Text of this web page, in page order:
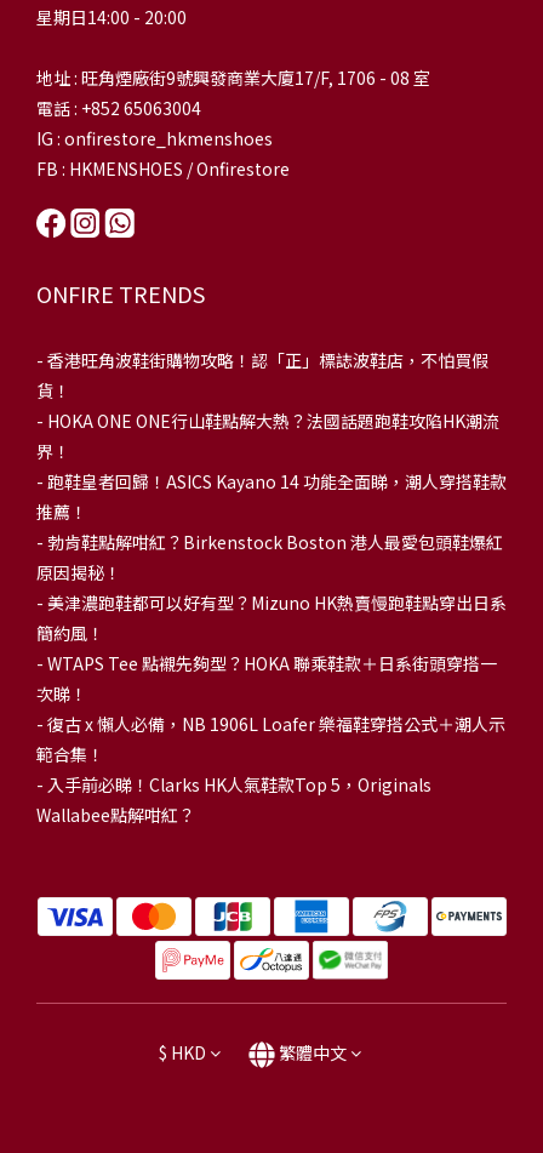
星期日14:00 - 20:00
地址 : 旺角煙廠街9號興發商業大廈17/F, 1706 - 08 室
電話 : +852 65063004
IG : onfirestore_hkmenshoes
FB : HKMENSHOES / Onfirestore
ONFIRE TRENDS
- 香港旺角波鞋街購物攻略！認「正」標誌波鞋店，不怕買假
貨！
- HOKA ONE ONE行山鞋點解大熱？法國話題跑鞋攻陷HK潮流
界！
- 跑鞋皇者回歸！ASICS Kayano 14 功能全面睇，潮人穿搭鞋款
推薦！
- 勃肯鞋點解咁紅？Birkenstock Boston 港人最愛包頭鞋爆紅
原因揭秘！
- 美津濃跑鞋都可以好有型？Mizuno HK熱賣慢跑鞋點穿出日系
簡約風！
- WTAPS Tee 點襯先夠型？HOKA 聯乘鞋款＋日系街頭穿搭一
次睇！
- 復古 x 懶人必備，NB 1906L Loafer 樂福鞋穿搭公式＋潮人示
範合集！
- 入手前必睇！Clarks HK人氣鞋款Top 5，Originals
Wallabee點解咁紅？
$ HKD 繁體中文